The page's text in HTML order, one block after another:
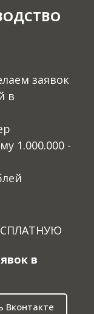
заявок
в
1.000.000 -
в
Вконтакте